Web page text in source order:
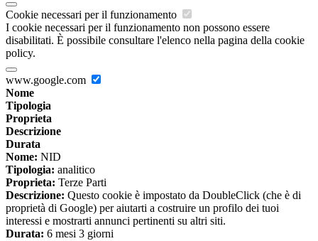
Cookie necessari per il funzionamento
I cookie necessari per il funzionamento non possono essere
disabilitati. È possibile consultare l'elenco nella pagina della cookie
policy.
www.google.com
Nome
Tipologia
Proprieta
Descrizione
Durata
Nome: NID
Tipologia: analitico
Proprieta: Terze Parti
Descrizione: Questo cookie è impostato da DoubleClick (che è di
proprietà di Google) per aiutarti a costruire un profilo dei tuoi
interessi e mostrarti annunci pertinenti su altri siti.
Durata: 6 mesi 3 giorni